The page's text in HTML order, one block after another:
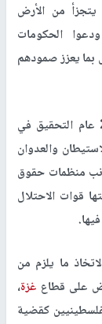
يتجزأ من الأرض
الحكومات
يعزز صمودهم
وطالب المؤتمر المحكمة الجنائية بأن يكون 2018 عام التحقيق في
والعدوان
منظمات حقوق
قوات الاحتلال
ما يلزم من
على قطاع غزة،
كقضية